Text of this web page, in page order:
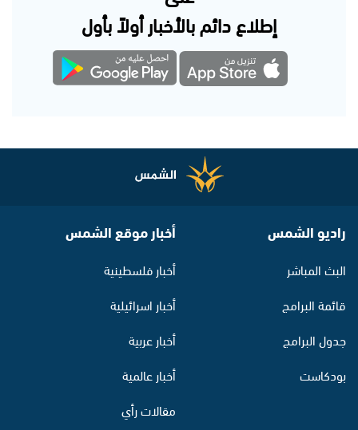
إطلاع دائم بالأخبار أولاً بأول
راديو الشمس
البث المباشر
قائمة البرامج
جدول البرامج
بودكاست
أخبار موقع الشمس
أخبار فلسطينية
أخبار اسرائيلية
أخبار عربية
أخبار عالمية
مقالات رأي